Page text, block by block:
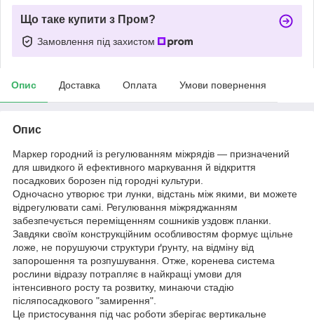
Що таке купити з Пром?
Замовлення під захистом
Опис Доставка Оплата Умови повернення
Опис
Маркер городний із регулюванням міжрядів — призначений
для швидкого й ефективного маркування й відкриття
посадкових борозен під городні культури.
Одночасно утворює три лунки, відстань між якими, ви можете
відрегулювати самі. Регулювання міжряджанням
забезпечується переміщенням сошників уздовж планки.
Завдяки своїм конструкційним особливостям формує щільне
ложе, не порушуючи структури ґрунту, на відміну від
запорошення та розпушування. Отже, коренева система
рослини відразу потрапляє в найкращі умови для
інтенсивного росту та розвитку, минаючи стадію
післяпосадкового "замирення".
Це пристосування під час роботи зберігає вертикальне